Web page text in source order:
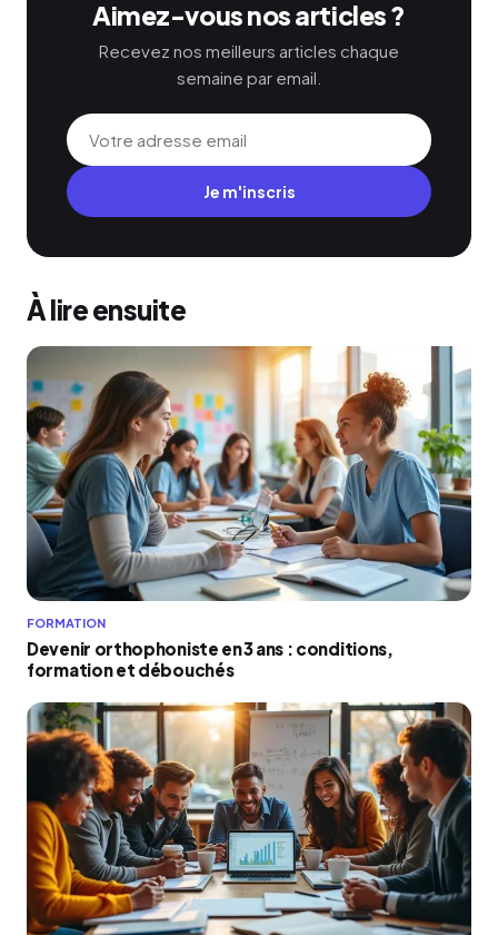
Aimez-vous nos articles ?
Recevez nos meilleurs articles chaque
semaine par email.
Je m'inscris
À lire ensuite
FORMATION
Devenir orthophoniste en 3 ans : conditions,
formation et débouchés